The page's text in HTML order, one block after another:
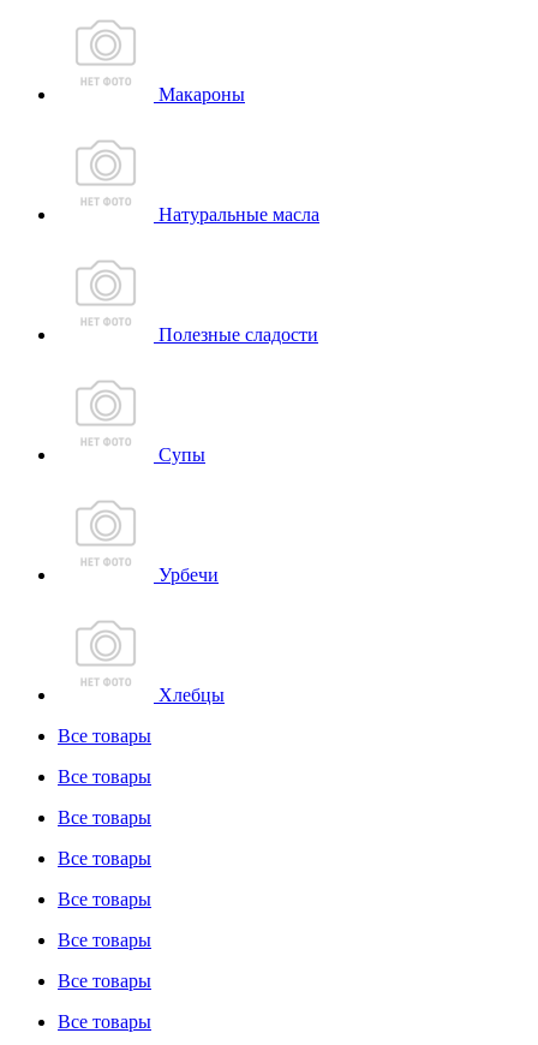
Макароны
Натуральные масла
Полезные сладости
Супы
Урбечи
Хлебцы
Все товары
Все товары
Все товары
Все товары
Все товары
Все товары
Все товары
Все товары